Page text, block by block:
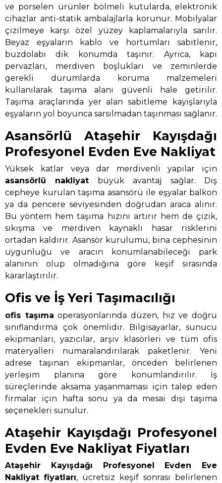
ve porselen ürünler bölmeli kutularda, elektronik
cihazlar anti-statik ambalajlarla korunur. Mobilyalar
çizilmeye karşı özel yüzey kaplamalarıyla sarılır.
Beyaz eşyaların kablo ve hortumları sabitlenir,
buzdolabı dik konumda taşınır. Ayrıca, kapı
pervazları, merdiven boşlukları ve zeminlerde
gerekli durumlarda koruma malzemeleri
kullanılarak taşıma alanı güvenli hale getirilir.
Taşıma araçlarında yer alan sabitleme kayışlarıyla
eşyaların yol boyunca sarsılmadan taşınması sağlanır.
Asansörlü Ataşehir Kayışdağı
Profesyonel Evden Eve Nakliyat
Yüksek katlar veya dar merdivenli yapılar için
asansörlü nakliyat büyük avantaj sağlar. Dış
cepheye kurulan taşıma asansörü ile eşyalar balkon
ya da pencere seviyesinden doğrudan araca alınır.
Bu yöntem hem taşıma hızını artırır hem de çizik,
sıkışma ve merdiven kaynaklı hasar risklerini
ortadan kaldırır. Asansör kurulumu, bina cephesinin
uygunluğu ve aracın konumlanabileceği park
alanının olup olmadığına göre keşif sırasında
kararlaştırılır.
Ofis ve İş Yeri Taşımacılığı
ofis taşıma operasyonlarında düzen, hız ve doğru
sınıflandırma çok önemlidir. Bilgisayarlar, sunucu
ekipmanları, yazıcılar, arşiv klasörleri ve tüm ofis
materyalleri numaralandırılarak paketlenir. Yeni
adrese taşınan ekipmanlar, önceden belirlenen
yerleşim planına göre konumlandırılır. İş
süreçlerinde aksama yaşanmaması için talep eden
firmalar için hafta sonu ya da mesai dışı taşıma
seçenekleri sunulur.
Ataşehir Kayışdağı Profesyonel
Evden Eve Nakliyat Fiyatları
Ataşehir Kayışdağı Profesyonel Evden Eve
Nakliyat fiyatları, ücretsiz keşif sonrası belirlenen